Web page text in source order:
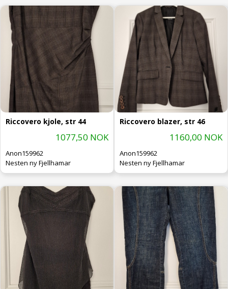
Riccovero kjole, str 44
1077,50 NOK
Anon159962
Nesten ny Fjellhamar
Riccovero blazer, str 46
1160,00 NOK
Anon159962
Nesten ny Fjellhamar